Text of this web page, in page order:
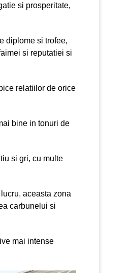
si prosperitate,
diplome si trofee,
si reputatiei si
relatiilor de orice
bine in tonuri de
si gri, cu multe
aceasta zona
carbunelui si
mai intense